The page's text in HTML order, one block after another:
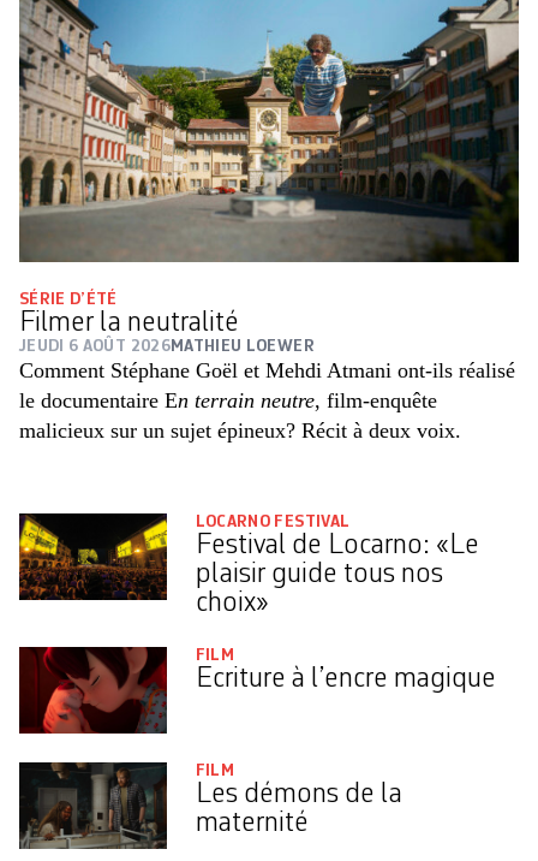
SÉRIE D’ÉTÉ
Filmer la neutralité
JEUDI 6 AOÛT 2026MATHIEU LOEWER
Comment Stéphane Goël et Mehdi Atmani ont-ils réalisé
le documentaire En terrain neutre, film-enquête
malicieux sur un sujet épineux? Récit à deux voix.
LOCARNO FESTIVAL
Festival de Locarno: «Le
plaisir guide tous nos
choix»
FILM
Ecriture à l’encre magique
FILM
Les démons de la
maternité